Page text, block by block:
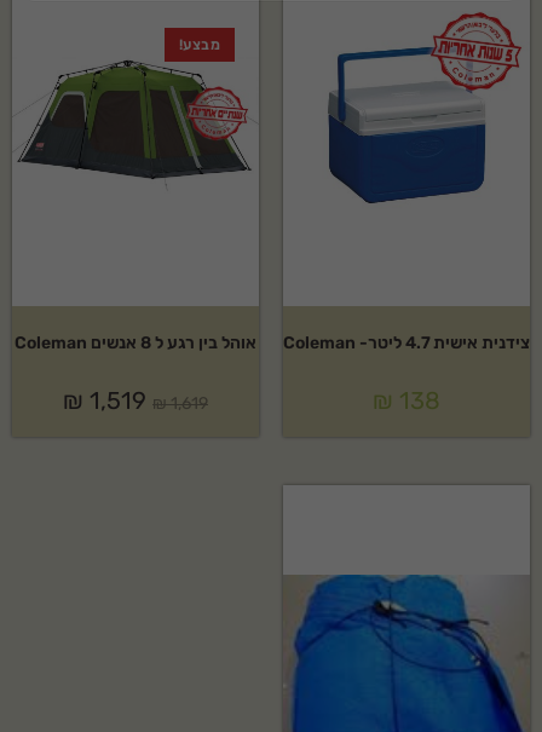
צידנית אישית 4.7 ליטר- Coleman
₪ 138
מבצע!
אוהל בין רגע ל 8 אנשים Coleman
₪1,619
₪ 1,519